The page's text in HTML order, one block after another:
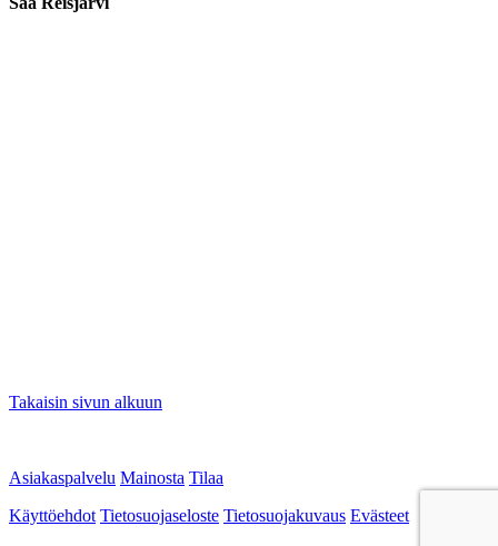
Takaisin sivun alkuun
Asiakaspalvelu Mainosta Tilaa
Käyttöehdot Tietosuojaseloste Tietosuojakuvaus Evästeet